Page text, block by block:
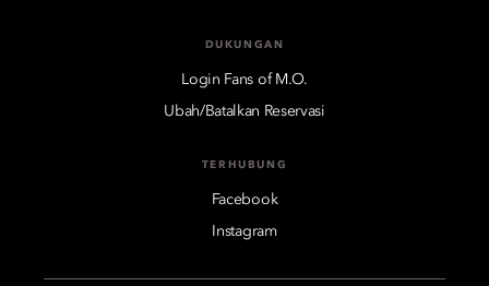
DUKUNGAN
Login Fans of M.O.
Ubah/Batalkan Reservasi
TERHUBUNG
Facebook
Instagram